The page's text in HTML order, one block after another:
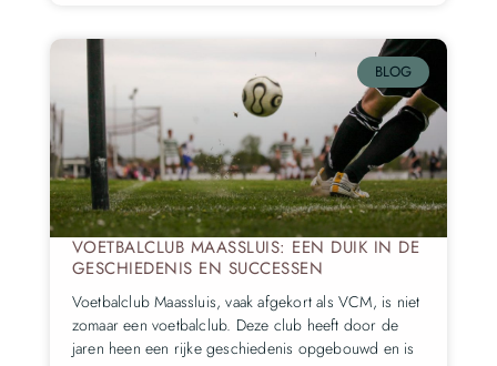
BLOG
VOETBALCLUB MAASSLUIS: EEN DUIK IN DE
GESCHIEDENIS EN SUCCESSEN
Voetbalclub Maassluis, vaak afgekort als VCM, is niet
zomaar een voetbalclub. Deze club heeft door de
jaren heen een rijke geschiedenis opgebouwd en is